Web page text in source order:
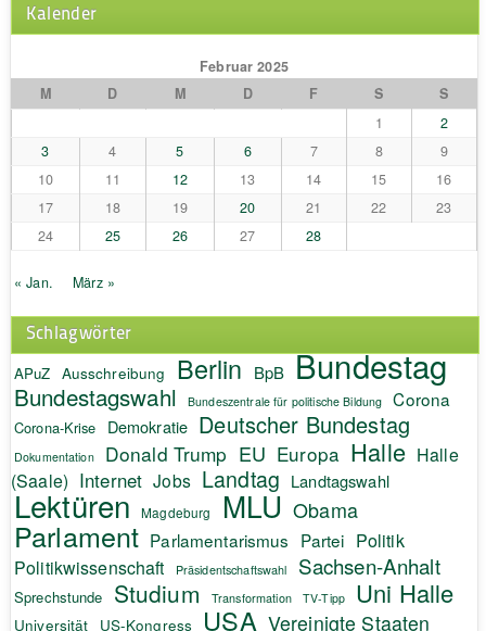
Kalender
Februar 2025
M
D M D F S
S
1
2
3
4 5 6 7 8
9
10
11 12 13 14 15
16
17
18 19 20 21 22
23
24
25 26 27 28
« Jan. März »
Schlagwörter
APuZ Ausschreibung Berlin BpB Bundestag
Bundestagswahl Bundeszentrale für politische Bildung Corona
Corona-Krise Demokratie Deutscher Bundestag
Dokumentation Donald Trump EU Europa Halle Halle
(Saale) Internet Jobs Landtag Landtagswahl
Lektüren Magdeburg MLU Obama
Parlament Parlamentarismus Partei Politik
Politikwissenschaft Präsidentschaftswahl Sachsen-Anhalt
Sprechstunde Studium Transformation TV-Tipp Uni Halle
Universität US-Kongress USA Vereinigte Staaten